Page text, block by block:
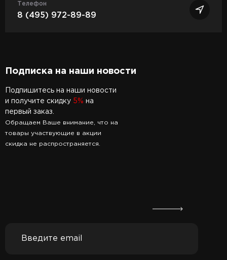
Телефон
8 (495) 972-89-89
Подписка на наши новости
Подпишитесь на наши новости
и получите скидку 5% на
первый заказ.
Обращаем Ваше внимание, что на
товары участвующие в акции
скидка не распространяется.